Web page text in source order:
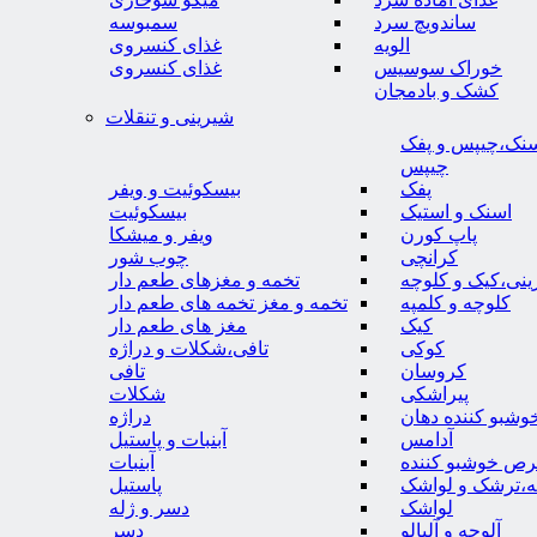
ساندویچ سرد
الویه
خوراک سوسیس
کشک و بادمجان
سمبوسه
غذای کنسروی
غذای کنسروی
شیرینی و تنقلات
و پفک
چیپس
پفک
اسنک و استیک
پاپ کورن
کرانچی
و کلوچه
کلوچه و کلمپه
کیک
کوکی
کروسان
پیراشکی
کننده دهان
آدامس
خوشبو کننده
و لواشک
لواشک
آلوچه و آلبالو
بیسکوئیت و ویفر
بیسکوئیت
ویفر و میشکا
چوب شور
تخمه و مغزهای طعم دار
تخمه و مغز تخمه های طعم دار
مغز های طعم دار
تافی،شکلات و دراژه
تافی
شکلات
دراژه
آبنبات و پاستیل
آبنبات
پاستیل
دسر و ژله
دسر